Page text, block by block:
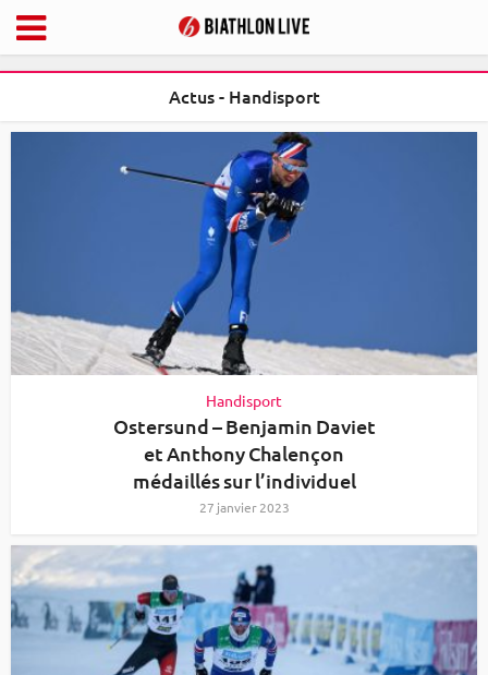
Actus - Handisport
Handisport
Ostersund – Benjamin Daviet
et Anthony Chalençon
médaillés sur l’individuel
27 janvier 2023